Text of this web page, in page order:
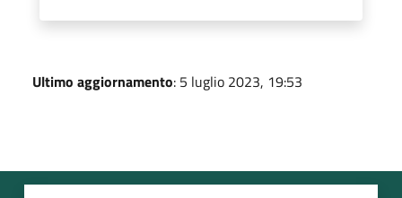
Ultimo aggiornamento: 5 luglio 2023, 19:53